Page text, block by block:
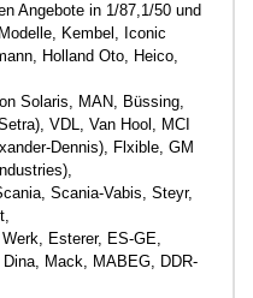
Angebote in 1/87,1/50 und
Kembel, Iconic
Holland Oto, Heico,
Solaris, MAN, Büssing,
VDL, Van Hool, MCI
Dennis), Flxible, GM
Scania-Vabis, Steyr,
Esterer, ES-GE,
Mack, MABEG, DDR-